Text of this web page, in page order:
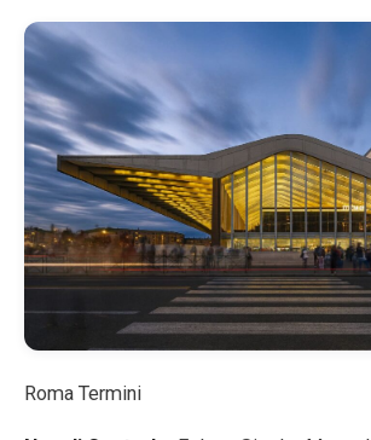
Roma Termini